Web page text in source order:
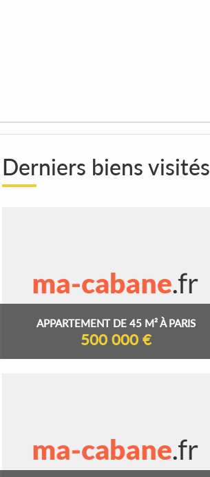
Derniers biens visités
APPARTEMENT DE 45 M² À PARIS
500 000 €